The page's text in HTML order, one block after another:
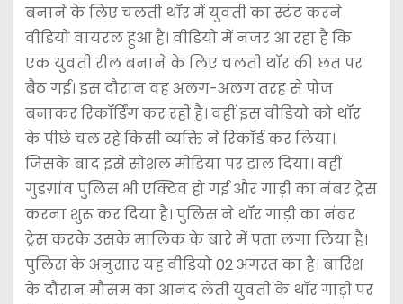
बनाने के लिए चलती थॉर में युवती का स्टंट करने
वीडियो वायरल हुआ है। वीडियो में नजर आ रहा है कि
एक युवती रील बनाने के लिए चलती थॉर की छत पर
बैठ गई। इस दौरान वह अलग-अलग तरह से पोज
बनाकर रिकॉर्डिंग कर रही है। वहीं इस वीडियो को थॉर
के पीछे चल रहे किसी व्यक्ति ने रिकॉर्ड कर लिया।
जिसके बाद इसे सोशल मीडिया पर डाल दिया। वहीं
गुडग़ांव पुलिस भी एक्टिव हो गई और गाड़ी का नंबर ट्रेस
करना शुरू कर दिया है। पुलिस ने थॉर गाड़ी का नंबर
ट्रेस करके उसके मालिक के बारे में पता लगा लिया है।
पुलिस के अनुसार यह वीडियो 02 अगस्त का है। बारिश
के दौरान मौसम का आनंद लेती युवती के थॉर गाड़ी पर